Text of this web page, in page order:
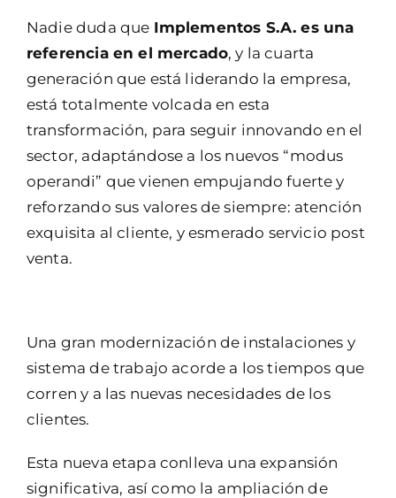
Nadie duda que Implementos S.A. es una
referencia en el mercado, y la cuarta
generación que está liderando la empresa,
está totalmente volcada en esta
transformación, para seguir innovando en el
sector, adaptándose a los nuevos “modus
operandi” que vienen empujando fuerte y
reforzando sus valores de siempre: atención
exquisita al cliente, y esmerado servicio post
venta.
Una gran modernización de instalaciones y
sistema de trabajo acorde a los tiempos que
corren y a las nuevas necesidades de los
clientes.
Esta nueva etapa conlleva una expansión
significativa, así como la ampliación de